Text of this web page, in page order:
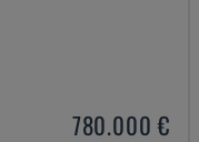
780.000 €